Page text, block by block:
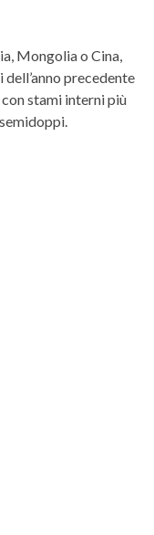
Mongolia o Cina,
precedente
stami interni più